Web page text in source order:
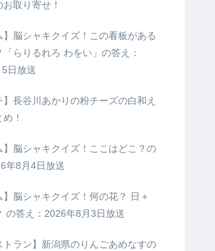
取り寄せ！
】脳シャキクイズ！この看板がある
らりるれろ わをい」の答え：
日放送
】長谷川あかりの粉チーズの白和え
！
】脳シャキクイズ！ここはどこ？の
年8月4日放送
】脳シャキクイズ！何の花？ 日＋
の答え：2026年8月3日放送
トラン】新潟県のりんごあめなすの